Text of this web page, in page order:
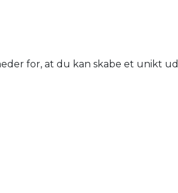
for, at du kan skabe et unikt